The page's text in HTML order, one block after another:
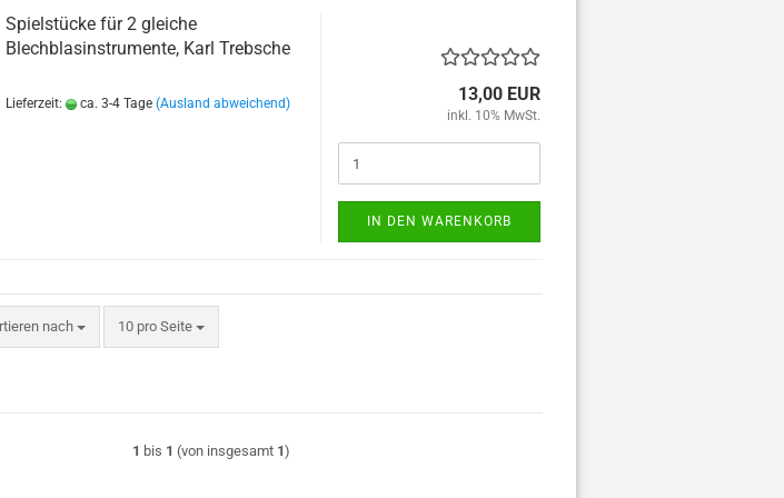
Gemischte Besetzung
Holzbläser Quartett
Holzbläser Sextett
Waldhörner
Spielstücke für 2 gleiche
Blechblasinstrumente, Karl Trebsche
Lieferzeit: ca. 3-4 Tage (Ausland abweichend) 13,00 EUR
inkl. 10% MwSt.
IN DEN WARENKORB
nach
nach 10 pro Seite
pro Seite
1 bis 1 (von insgesamt 1)